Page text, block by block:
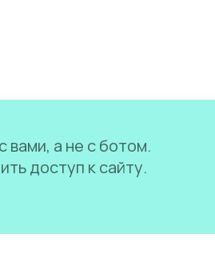
а не с ботом.
доступ к сайту.